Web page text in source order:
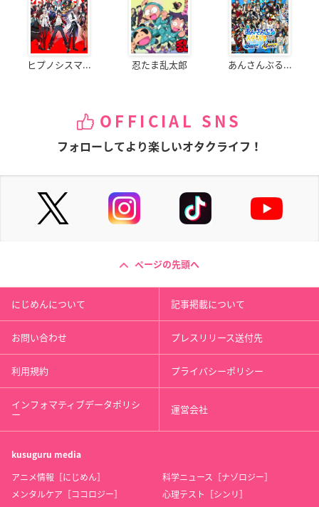
ヒプノシスマ... 忍たま乱太郎 あんさんぶる...
OFFICIAL SNS
フォローしてより楽しいオタクライフ！
ページの先頭へ
にじめんについて 記事掲載について
お問い合わせ プレスリリース送付先
利用規約 プライバシーポリシー
インフォマティブデータポリシ
ー 運営会社
kusuguru media
アニメ情報［にじめん］
科学ニュース［ナゾロジー］
メンタルケア［ココロジー］
心理テスト［シンリ］